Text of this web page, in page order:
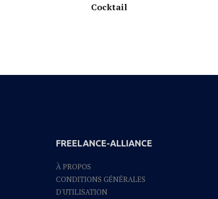
Cocktail
FREELANCE-ALLIANCE
À PROPOS
CONDITIONS GÉNÉRALES
D'UTILISATION